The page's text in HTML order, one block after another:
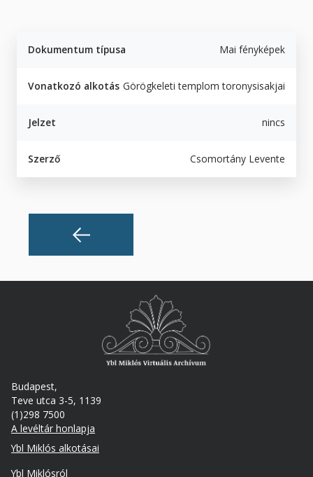
Dokumentum típusa Mai fényképek
Vonatkozó alkotás Görögkeleti templom toronysisakjai
Jelzet nincs
Szerző Csomortány Levente
Budapest,
Teve utca 3-5, 1139
(1)298 7500
A levéltár honlapja
Footer
Ybl Miklós alkotásai
Ybl Miklósról